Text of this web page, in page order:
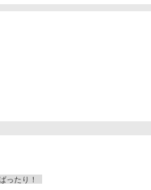
ったり！